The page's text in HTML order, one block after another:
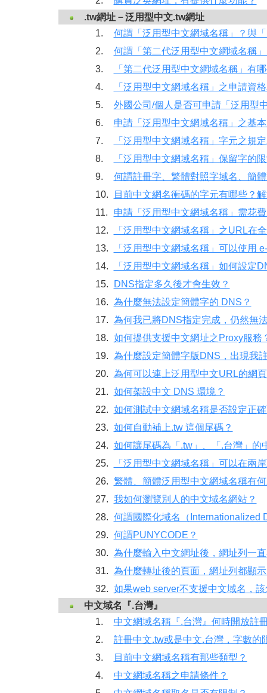
.tw網址－泛用型中文.tw網址
1.
何謂「泛用型中文網域名稱」？與
2.
何謂「第二代泛用型中文網域名稱
3.
「第二代泛用型中文網域名稱」有
4.
「泛用型中文網域名稱」之申請資
5.
外國公司/個人是否可申請「泛用型
6.
申請「泛用型中文網域名稱」之基
7.
「泛用型中文網域名稱」字元之規
8.
「泛用型中文網域名稱」保留字的
9.
何謂註冊字、繁體對照字域名、簡
10.
目前中文網名衝碼的字元有哪些？
11.
申請「泛用型中文網域名稱」需花
12.
「泛用型中文網域名稱」之URL在
13.
「泛用型中文網域名稱」可以使用
14.
「泛用型中文網域名稱」如何設定
15.
DNS指定多久後才會生效？
16. 為什麼無法設定簡體字的 DNS？
17. 為何我已將DNS指定完成，仍然無
18. 如何提供支援中文網址之Proxy服務
19. 為什麼設定簡體字版DNS，出現我
20. 為何可以連上泛用型中文URL的網
21. 如何架設中文 DNS 環境？
22. 如何測試中文網域名稱是否設定正
23. 如何自動補上.tw 這個尾碼？
24. 如何讓尾碼為「.tw」、「.台灣」的
25.
「泛用型中文網域名稱」可以在兩
26. 繁體、簡體泛用型中文網域名稱有
27. 我如何瀏覽別人的中文域名網站？
28. 何謂國際化域名（Internationalized
29. 何謂PUNYCODE？
30. 為什麼輸入中文網址後，網址列一
31. 為什麼轉址後的頁面，網址列都顯
32. 如果web server不支援中文域名，
中文域名『.台灣』
1.
中文網域名稱『.台灣』何時開放註
2.
註冊中文.tw或是中文.台灣，字數的
3.
目前中文網域名稱有那些類型？
4.
中文網域名稱之申請條件？